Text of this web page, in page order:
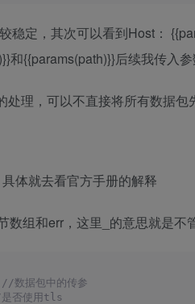
稳定，其次可以看到Host：
和{{params(path)}}后续我传入
理，可以不直接将所有数据包
体就去看官方手册的解释
数组和err，这里_的意思就是不
//数据包中的传参
否使用tls